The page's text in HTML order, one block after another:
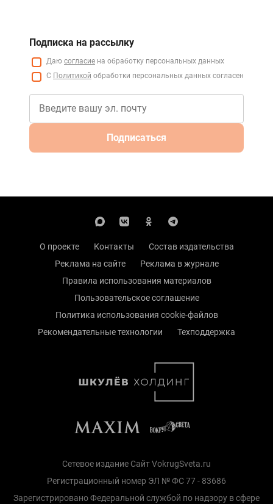
Подписка на рассылку
Даю согласие на обработку персональных данных
С Политикой обработки персональных данных согласен
Подписаться
О проекте Контакты
Состав издательства
Реклама на сайте
Реклама в журнале
Правила использования материалов
Пользовательское соглашение
Политика использования cookie-файлов
Рекомендательные технологии
Техподдержка
Сетевое издание Сайт VokrugSveta.ru
Регистрационный номер ЭЛ № ФС 77 - 83686
Зарегистрировано Федеральной службой по надзору в сфере